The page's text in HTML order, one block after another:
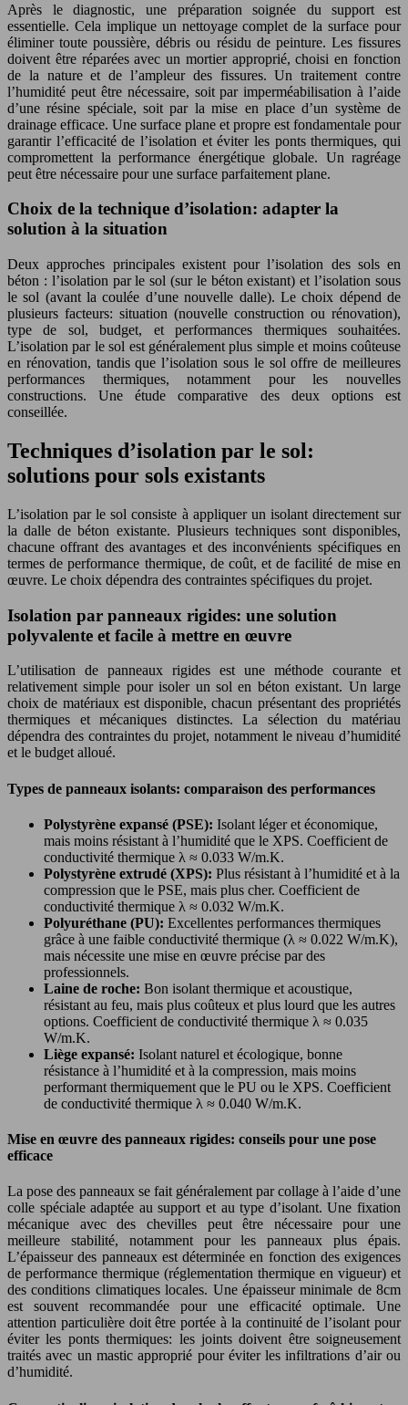
Après le diagnostic, une préparation soignée du support est
essentielle. Cela implique un nettoyage complet de la surface pour
éliminer toute poussière, débris ou résidu de peinture. Les fissures
doivent être réparées avec un mortier approprié, choisi en fonction
de la nature et de l’ampleur des fissures. Un traitement contre
l’humidité peut être nécessaire, soit par imperméabilisation à l’aide
d’une résine spéciale, soit par la mise en place d’un système de
drainage efficace. Une surface plane et propre est fondamentale pour
garantir l’efficacité de l’isolation et éviter les ponts thermiques, qui
compromettent la performance énergétique globale. Un ragréage
peut être nécessaire pour une surface parfaitement plane.
Choix de la technique d’isolation: adapter la
solution à la situation
Deux approches principales existent pour l’isolation des sols en
béton : l’isolation par le sol (sur le béton existant) et l’isolation sous
le sol (avant la coulée d’une nouvelle dalle). Le choix dépend de
plusieurs facteurs: situation (nouvelle construction ou rénovation),
type de sol, budget, et performances thermiques souhaitées.
L’isolation par le sol est généralement plus simple et moins coûteuse
en rénovation, tandis que l’isolation sous le sol offre de meilleures
performances thermiques, notamment pour les nouvelles
constructions. Une étude comparative des deux options est
conseillée.
Techniques d’isolation par le sol:
solutions pour sols existants
L’isolation par le sol consiste à appliquer un isolant directement sur
la dalle de béton existante. Plusieurs techniques sont disponibles,
chacune offrant des avantages et des inconvénients spécifiques en
termes de performance thermique, de coût, et de facilité de mise en
œuvre. Le choix dépendra des contraintes spécifiques du projet.
Isolation par panneaux rigides: une solution
polyvalente et facile à mettre en œuvre
L’utilisation de panneaux rigides est une méthode courante et
relativement simple pour isoler un sol en béton existant. Un large
choix de matériaux est disponible, chacun présentant des propriétés
thermiques et mécaniques distinctes. La sélection du matériau
dépendra des contraintes du projet, notamment le niveau d’humidité
et le budget alloué.
Types de panneaux isolants: comparaison des performances
Polystyrène expansé (PSE): Isolant léger et économique,
mais moins résistant à l’humidité que le XPS. Coefficient de
conductivité thermique λ ≈ 0.033 W/m.K.
Polystyrène extrudé (XPS): Plus résistant à l’humidité et à la
compression que le PSE, mais plus cher. Coefficient de
conductivité thermique λ ≈ 0.032 W/m.K.
Polyuréthane (PU): Excellentes performances thermiques
grâce à une faible conductivité thermique (λ ≈ 0.022 W/m.K),
mais nécessite une mise en œuvre précise par des
professionnels.
Laine de roche: Bon isolant thermique et acoustique,
résistant au feu, mais plus coûteux et plus lourd que les autres
options. Coefficient de conductivité thermique λ ≈ 0.035
W/m.K.
Liège expansé: Isolant naturel et écologique, bonne
résistance à l’humidité et à la compression, mais moins
performant thermiquement que le PU ou le XPS. Coefficient
de conductivité thermique λ ≈ 0.040 W/m.K.
Mise en œuvre des panneaux rigides: conseils pour une pose
efficace
La pose des panneaux se fait généralement par collage à l’aide d’une
colle spéciale adaptée au support et au type d’isolant. Une fixation
mécanique avec des chevilles peut être nécessaire pour une
meilleure stabilité, notamment pour les panneaux plus épais.
L’épaisseur des panneaux est déterminée en fonction des exigences
de performance thermique (réglementation thermique en vigueur) et
des conditions climatiques locales. Une épaisseur minimale de 8cm
est souvent recommandée pour une efficacité optimale. Une
attention particulière doit être portée à la continuité de l’isolant pour
éviter les ponts thermiques: les joints doivent être soigneusement
traités avec un mastic approprié pour éviter les infiltrations d’air ou
d’humidité.